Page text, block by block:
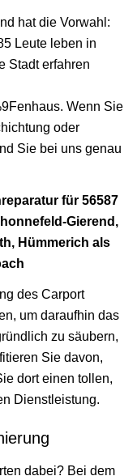
hat die Vorwahl:
Leute leben in
Stadt erfahren
Wenn Sie
oder
Sie bei uns genau
für 56587
Gierend,
Hümmerich als
des Carport
um daraufhin das
zu säubern,
Sie davon,
dort einen tollen,
Dienstleistung.
dabei? Bei dem